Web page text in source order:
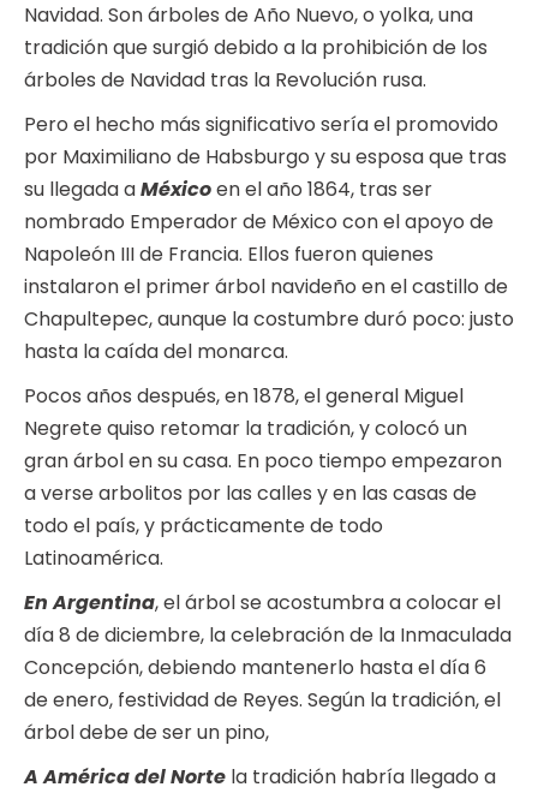
Navidad. Son árboles de Año Nuevo, o yolka, una
tradición que surgió debido a la prohibición de los
árboles de Navidad tras la Revolución rusa.
Pero el hecho más significativo sería el promovido
por Maximiliano de Habsburgo y su esposa que tras
su llegada aMéxicoen el año 1864, tras ser
nombrado Emperador de México con el apoyo de
Napoleón III de Francia. Ellos fueron quienes
instalaron el primer árbol navideño en el castillo de
Chapultepec, aunque la costumbre duró poco: justo
hasta la caída del monarca.
Pocos años después, en 1878, el general Miguel
Negrete quiso retomar la tradición, y colocó un
gran árbol en su casa. En poco tiempo empezaron
a verse arbolitos por las calles y en las casas de
todo el país, y prácticamente de todo
Latinoamérica.
En Argentina, el árbol se acostumbra a colocar el
día 8 de diciembre, la celebración de la Inmaculada
Concepción, debiendo mantenerlo hasta el día 6
de enero, festividad de Reyes. Según la tradición, el
árbol debe de ser un pino,
A América del Norte la tradición habría llegado a